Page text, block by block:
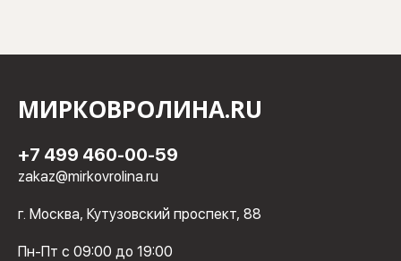
МИРКОВРОЛИНА.RU
+7 499 460-00-59
zakaz@mirkovrolina.ru
г. Москва, Кутузовский проспект, 88
Пн-Пт с 09:00 до 19:00